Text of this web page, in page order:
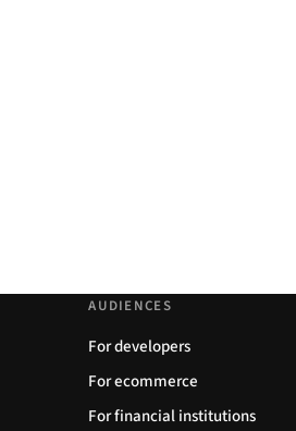
AUDIENCES
For developers
For ecommerce
For financial institutions